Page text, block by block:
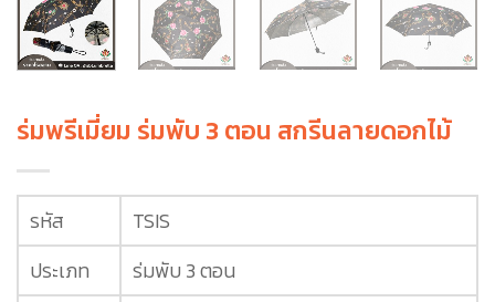
ร่มพรีเมี่ยม ร่มพับ 3 ตอน สกรีนลายดอกไม้
รหัส
TSIS
ประเภท
ร่มพับ 3 ตอน